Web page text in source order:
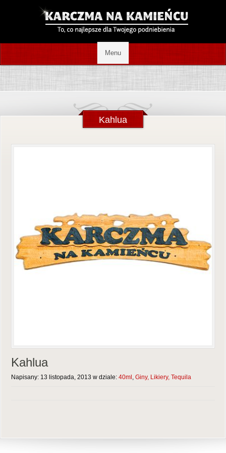
Kahlua
Kahlua
Napisany: 13 listopada, 2013 w dziale: 40ml , Giny, Likiery, Tequila